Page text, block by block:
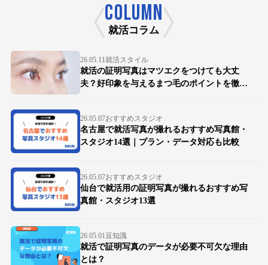
COLUMN
就活コラム
26.05.11就活スタイル
就活の証明写真はマツエクをつけても大丈
夫？好印象を与えるまつ毛のポイントを徹底
26.05.07おすすめスタジオ
名古屋で就活写真が撮れるおすすめ写真館・
スタジオ14選｜プラン・データ対応も比較
26.05.07おすすめスタジオ
仙台で就活用の証明写真が撮れるおすすめ写
真館・スタジオ13選
26.05.01 豆知識
就活で証明写真のデータが必要不可欠な理由
とは？